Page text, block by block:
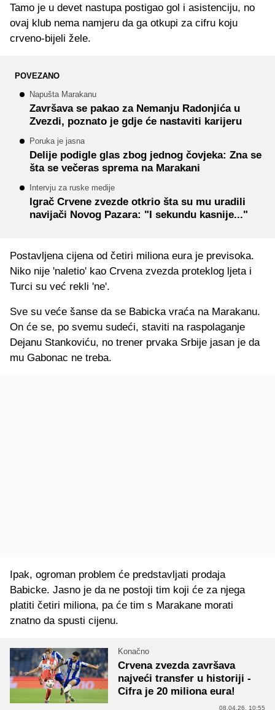
Tamo je u devet nastupa postigao gol i asistenciju, no
ovaj klub nema namjeru da ga otkupi za cifru koju
crveno-bijeli žele.
POVEZANO
Napušta Marakanu
Završava se pakao za Nemanju Radonjića u
Zvezdi, poznato je gdje će nastaviti karijeru
Poruka je jasna
Delije podigle glas zbog jednog čovjeka: Zna se
šta se večeras sprema na Marakani
Intervju za ruske medije
Igrač Crvene zvezde otkrio šta su mu uradili
navijači Novog Pazara: "I sekundu kasnije..."
Postavljena cijena od četiri miliona eura je previsoka.
Niko nije 'naletio' kao Crvena zvezda proteklog ljeta i
Turci su već rekli 'ne'.
Sve su veće šanse da se Babicka vraća na Marakanu.
On će se, po svemu sudeći, staviti na raspolaganje
Dejanu Stankoviću, no trener prvaka Srbije jasan je da
mu Gabonac ne treba.
Ipak, ogroman problem će predstavljati prodaja
Babicke. Jasno je da ne postoji tim koji će za njega
platiti četiri miliona, pa će tim s Marakane morati
znatno da spusti cijenu.
Konačno
Crvena zvezda završava
najveći transfer u historiji -
Cifra je 20 miliona eura!
08.04.26. 10:55